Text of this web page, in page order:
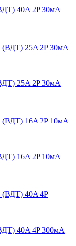
40A 2P 30мА
25A 2P 30мА
16A 2P 10мА
40A 4P 300мА